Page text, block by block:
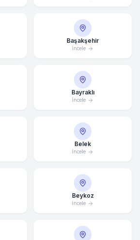
Başakşehir
İncele
Bayraklı
İncele
Belek
İncele
Beykoz
İncele